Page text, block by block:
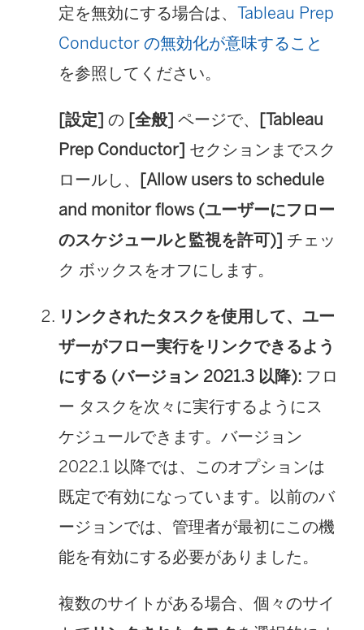
く
)
が
開
定を無効にする場合は、 Tableau Prep
Conductor の無効化が意味すること
を参照してください。
[設定] の [全般] ページで、 [Tableau
Prep Conductor] セクションまでスク
ロールし、 [Allow users to schedule
and monitor flows (ユーザーにフロー
のスケジュールと監視を許可)] チェッ
ク ボックスをオフにします。
リンクされたタスクを使用して、ユー
ザーがフロー実行をリンクできるよう
にする (バージョン 2021.3 以降): フロ
ー タスクを次々に実行するようにス
ケジュールできます。バージョン
2022.1 以降では、このオプションは
既定で有効になっています。以前のバ
ージョンでは、管理者が最初にこの機
能を有効にする必要がありました。
複数のサイトがある場合、個々のサイ